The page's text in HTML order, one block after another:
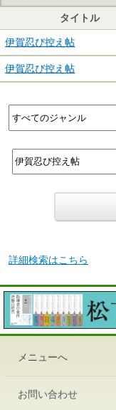
タイトル
伊賀忍び控え帖
伊賀忍び控え帖
詳細検索はこちら
メニューへ
お問い合わせ